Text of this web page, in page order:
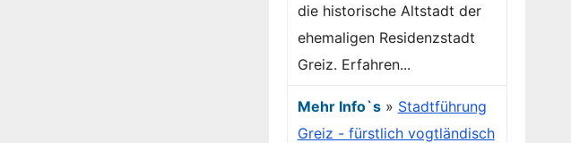
die historische Altstadt der
ehemaligen Residenzstadt
Greiz. Erfahren...
Mehr Info`s» Stadtführung
Greiz - fürstlich vogtländisch